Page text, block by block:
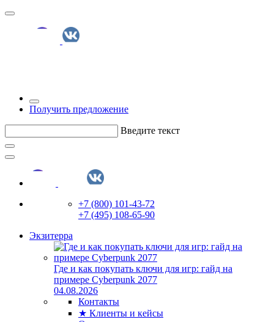
Получить предложение
Введите текст
+7 (800) 101-43-72
+7 (495) 108-65-90
Экзитерра
Где и как покупать ключи для игр: гайд на
примере Cyberpunk 2077
04.08.2026
Контакты
★ Клиенты и кейсы